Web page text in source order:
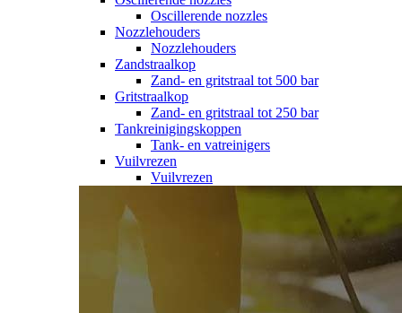
Oscillerende nozzles
Nozzlehouders
Nozzlehouders
Zandstraalkop
Zand- en gritstraal tot 500 bar
Gritstraalkop
Zand- en gritstraal tot 250 bar
Tankreinigingskoppen
Tank- en vatreinigers
Vuilvrezen
Vuilvrezen